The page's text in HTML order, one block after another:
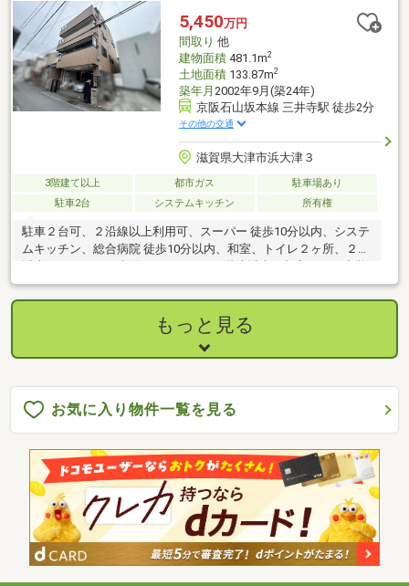
5,450万円
間取り 他
建物面積481.1m2
土地面積133.87m2
築年月 2002年9月(築24年)
京阪石山坂本線 三井寺駅 徒歩2分
その他の交通
滋賀県大津市浜大津３
3階建て以上 都市ガス
駐車場あり
駐車2台
システムキッチン 所有権
駐車２台可、２沿線以上利用可、スーパー 徒歩10分以内、システ
ムキッチン、総合病院 徒歩10分以内、和室、トイレ２ヶ所、２面
以上バルコニー、南面バルコニー、３階建以上、都市ガス、小学
校 徒歩10分以内、平坦地、納戸
もっと見る
お気に入り物件一覧を見る